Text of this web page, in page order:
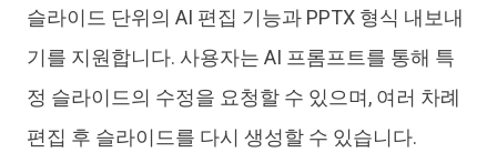
슬라이드 단위의 AI 편집 기능과 PPTX 형식 내보내
기를 지원합니다. 사용자는 AI 프롬프트를 통해 특
정 슬라이드의 수정을 요청할 수 있으며, 여러 차례
편집 후 슬라이드를 다시 생성할 수 있습니다.